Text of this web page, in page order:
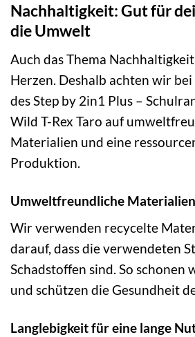
Nachhaltigkeit: Gut für
die Umwelt
Auch das Thema
Herzen. Deshalb achten wir
des Step by 2in1 Plus –
Wild T-Rex Taro auf
Materialien und eine
Produktion.
Umweltfreundliche Materialien
Wir verwenden recycelte
darauf, dass die verwendeten
Schadstoffen sind. So schonen
und schützen die Gesundheit
Langlebigkeit für eine lange